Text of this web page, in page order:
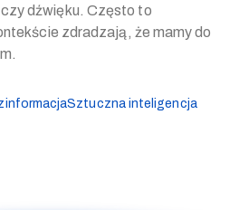
czy dźwięku. Często to
zdradzają, że mamy do
Sztuczna inteligencja